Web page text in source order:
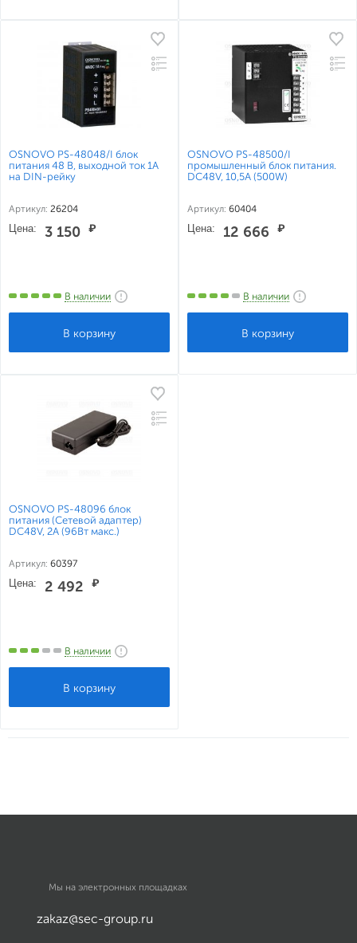
OSNOVO PS-48048/I блок
питания 48 В, выходной ток 1А
на DIN-рейку
Артикул: 26204
Цена: 3 150 ₽
В наличии
OSNOVO PS-48500/I
промышленный блок питания.
DC48V, 10,5A (500W)
Артикул: 60404
Цена: 12 666 ₽
В наличии
OSNOVO PS-48096 блок
питания (Сетевой адаптер)
DC48V, 2A (96Вт макс.)
Артикул: 60397
Цена: 2 492 ₽
В наличии
Мы на электронных площадках
zakaz@sec-group.ru